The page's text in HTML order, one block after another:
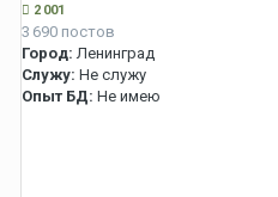
2 001
3 690 постов
Город: Ленинград
Служу: Не служу
Опыт БД: Не имею